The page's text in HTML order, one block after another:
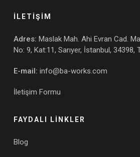
İLETİŞİM
Adres: Maslak Mah. Ahi Evran Cad.
No: 9, Kat:11, Sarıyer, İstanbul, 34398,
E-mail: info@ba-works.com
İletişim Formu
FAYDALI LİNKLER
Blog